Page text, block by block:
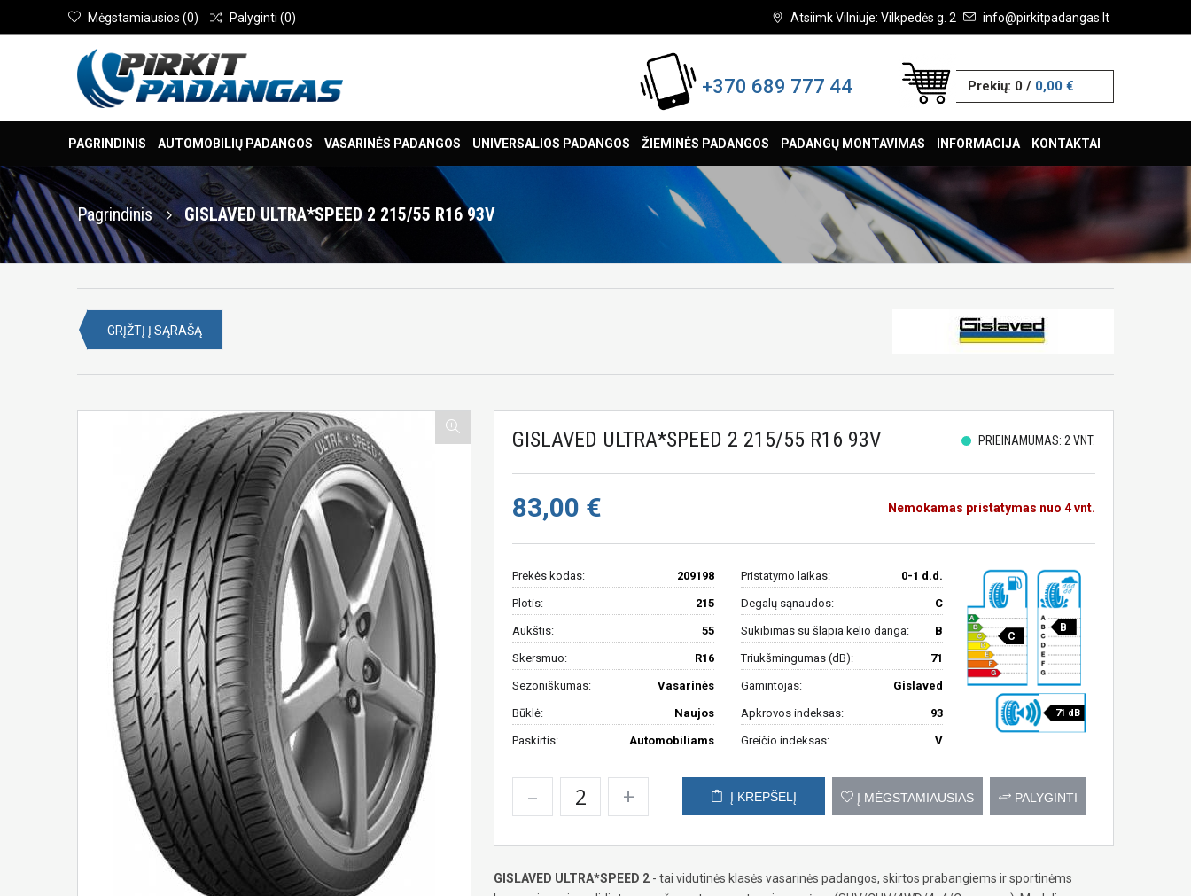
Atsiimk Vilniuje: Vilkpedės g. 2 info@pirkitpadangas.lt
Mėgstamiausios (0) Palyginti (0)
+370 689 777 44 Prekių: 0/ 0,00 €
PAGRINDINIS AUTOMOBILIŲ PADANGOS VASARINĖS PADANGOS UNIVERSALIOS PADANGOS ŽIEMINĖS PADANGOS PADANGŲ MONTAVIMAS INFORMACIJA KONTAKTAI
Pagrindinis GISLAVED ULTRA*SPEED 2 215/55 R16 93V
GRĮŽTĮ Į SĄRAŠĄ
GISLAVED ULTRA*SPEED 2 215/55 R16 93V PRIEINAMUMAS: 2 VNT.
83,00 € Nemokamas pristatymas nuo 4 vnt.
Prekės kodas: 209198 Pristatymo laikas: 0-1 d.d.
Plotis: 215
Aukštis: 55
Skersmuo: R16
Sezoniškumas: Vasarinės
Būklė: Naujos
Paskirtis: Automobiliams
Degalų sąnaudos: C
Sukibimas su šlapia kelio danga: B
Triukšmingumas (dB): 71
Gamintojas: Gislaved
Apkrovos indeksas: 93
Greičio indeksas: V
C
B
71 dB
– + Į KREPŠELĮ Į MĖGSTAMIAUSIAS PALYGINTI
GISLAVED ULTRA*SPEED 2 - tai vidutinės klasės vasarinės padangos, skirtos prabangiems ir sportinėms